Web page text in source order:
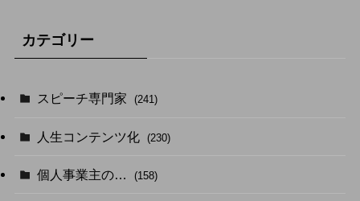
カテゴリー
スピーチ専門家 (241)
人生コンテンツ化 (230)
個人事業主の… (158)